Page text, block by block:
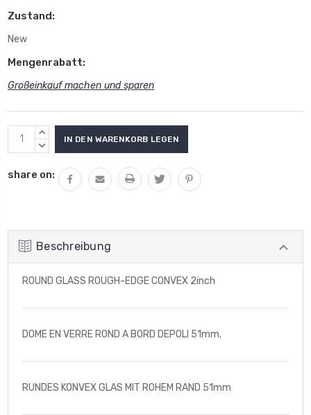
Zustand:
New
Mengenrabatt:
Großeinkauf machen und sparen
Aktueller
Lagerbestand:
MENGE
VON
ERHÖHEN
MENGE
UNDEFINED
VERRINGERN
share on:
Beschreibung
ROUND GLASS ROUGH-EDGE CONVEX 2inch
DOME EN VERRE ROND A BORD DEPOLI 51mm.
RUNDES KONVEX GLAS MIT ROHEM RAND 51mm